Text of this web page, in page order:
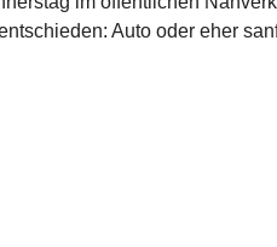
Auto oder eher